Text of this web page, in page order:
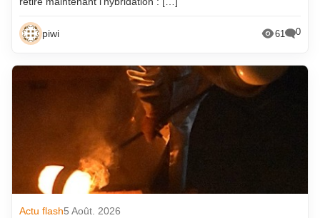
piwi 61 0
Actu flash5 Août. 2026